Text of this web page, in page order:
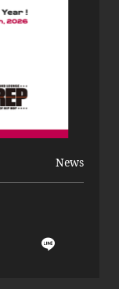
News